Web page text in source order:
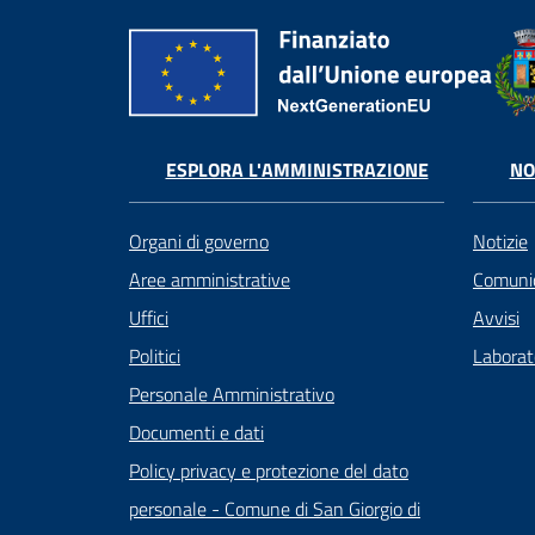
ESPLORA L'AMMINISTRAZIONE
Organi di governo
Aree amministrative
Uffici
Politici
Personale Amministrativo
Documenti e dati
Policy privacy e protezione del dato
personale - Comune di San Giorgio di
Notizie
Avvisi